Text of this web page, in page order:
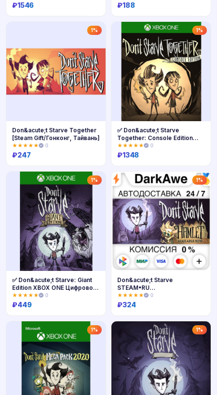
₽1546
Купить
₽188
1%
Купить
Don&acute;t Starve Together
[Steam Gift/Гонконг, Тайвань]
★★★★★ 0
₽247
1%
Купить
✅ Don&acute;t Starve
Together: Console Edition
XBOX ONE 🔑
★★★★★ 0
₽1348
1%
✅ Don&acute;t Starve: Giant
Edition XBOX ONE Цифровой
Ключ 🔑
★★★★★ 0
₽449
1%
Купить
Don&acute;t Starve
STEAM•RU
⚡️АВТОДОСТАВКА 💳0%
★★★★★ 0
₽324
1% 1%